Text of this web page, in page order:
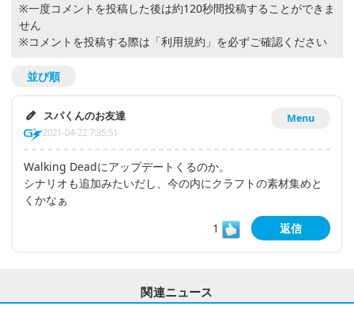
※一度コメントを投稿した後は約120秒間投稿することができま
せん
※コメントを投稿する際は 「利用規約」 を必ずご確認ください
並び順
Menu
スパくんのお友達
2021-04-22 7:35:51
Walking Deadにアップデートくるのか。
シナリオも追加みたいだし、今の内にクラフトの素材集めと
くかなぁ
1
返信
関連ニュース